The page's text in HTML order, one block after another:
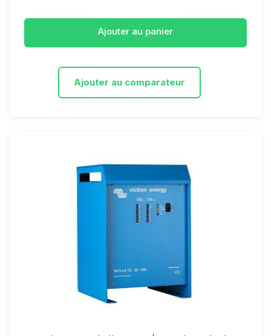
Ajouter au panier
Ajouter au comparateur